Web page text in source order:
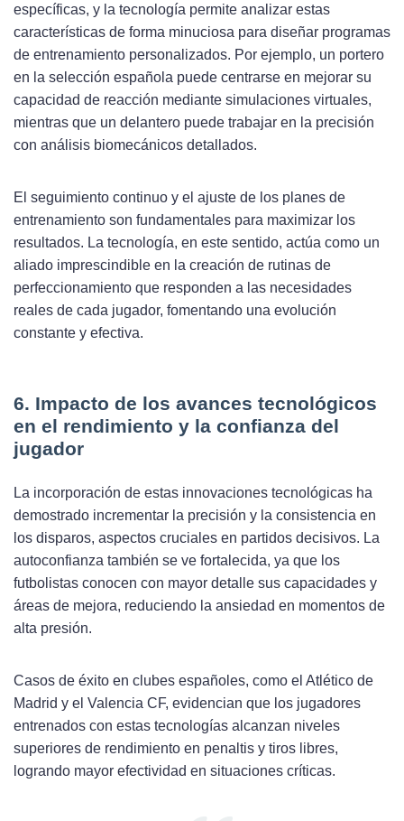
específicas, y la tecnología permite analizar estas
características de forma minuciosa para diseñar programas
de entrenamiento personalizados. Por ejemplo, un portero
en la selección española puede centrarse en mejorar su
capacidad de reacción mediante simulaciones virtuales,
mientras que un delantero puede trabajar en la precisión
con análisis biomecánicos detallados.
El seguimiento continuo y el ajuste de los planes de
entrenamiento son fundamentales para maximizar los
resultados. La tecnología, en este sentido, actúa como un
aliado imprescindible en la creación de rutinas de
perfeccionamiento que responden a las necesidades
reales de cada jugador, fomentando una evolución
constante y efectiva.
6. Impacto de los avances tecnológicos
en el rendimiento y la confianza del
jugador
La incorporación de estas innovaciones tecnológicas ha
demostrado incrementar la precisión y la consistencia en
los disparos, aspectos cruciales en partidos decisivos. La
autoconfianza también se ve fortalecida, ya que los
futbolistas conocen con mayor detalle sus capacidades y
áreas de mejora, reduciendo la ansiedad en momentos de
alta presión.
Casos de éxito en clubes españoles, como el Atlético de
Madrid y el Valencia CF, evidencian que los jugadores
entrenados con estas tecnologías alcanzan niveles
superiores de rendimiento en penaltis y tiros libres,
logrando mayor efectividad en situaciones críticas.